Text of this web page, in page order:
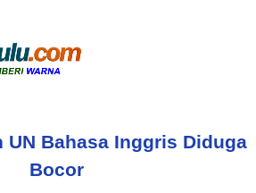
UN Bahasa Inggris Diduga
Bocor